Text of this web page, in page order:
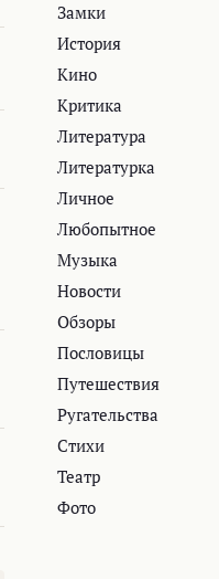
Замки
История
Кино
Критика
Литература
Литературка
Личное
Любопытное
Музыка
Новости
Обзоры
Пословицы
Путешествия
Ругательства
Стихи
Театр
Фото